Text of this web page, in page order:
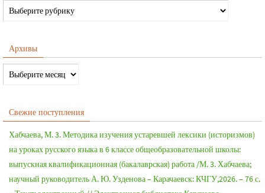
Архивы
Свежие поступления
Хабчаева, М. 3. Методика изучения устаревшей лексики (историзмов)
на уроках русского языка в 6 классе общеобразовательной школы:
выпускная квалификационная (бакалаврская) работа /М. 3. Хабчаева;
научный руководитель А. Ю. Узденова – Карачаевск: КЧГУ,2026. – 76 с.